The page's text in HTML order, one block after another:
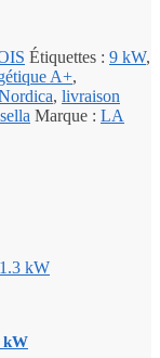
Étiquettes : 9 kW,
A+,
, livraison
Marque : LA
kW